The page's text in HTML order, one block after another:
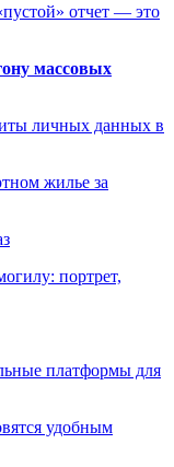
отчет — это
массовых
личных данных в
жилье за
портрет,
платформы для
удобным